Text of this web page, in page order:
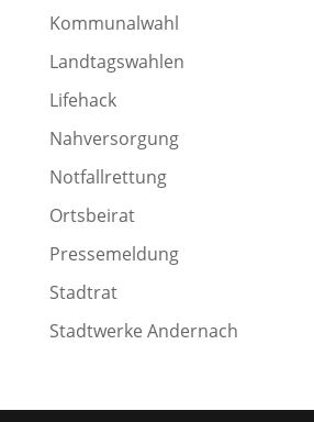
Kommunalwahl
Landtagswahlen
Lifehack
Nahversorgung
Notfallrettung
Ortsbeirat
Pressemeldung
Stadtrat
Stadtwerke Andernach